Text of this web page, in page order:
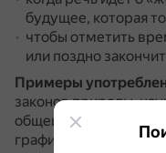
будущее, которая
чтобы отметить
или поздно
Примеры
законов природы,
общеизвестной
графиках, чтобы